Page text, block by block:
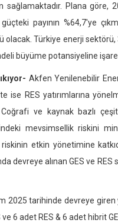
Plana göre,
payının %64,7'ye
Türkiye enerji sektörü,
büyüme potansiyeline
Akfen Yenilenebilir
ise RES yatırımlarına
Coğrafi ve kaynak bazlı
mevsimsellik riskini
etkin yönetimine
devreye alınan GES ve
2025 tarihinde devreye
6 adet RES & 6 adet hibrit